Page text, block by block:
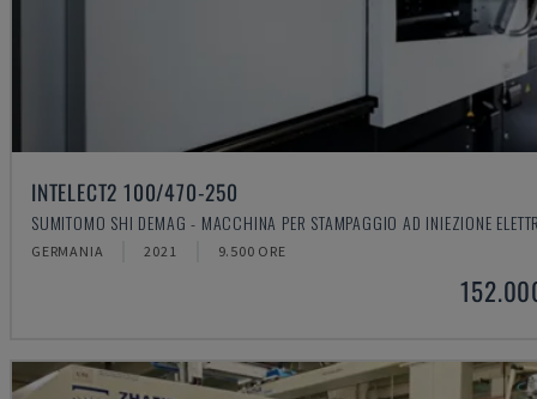
INTELECT2 100/470-250
SUMITOMO SHI DEMAG - MACCHINA PER STAMPAGGIO AD INIEZIONE
GERMANIA 2021 9.500 ORE